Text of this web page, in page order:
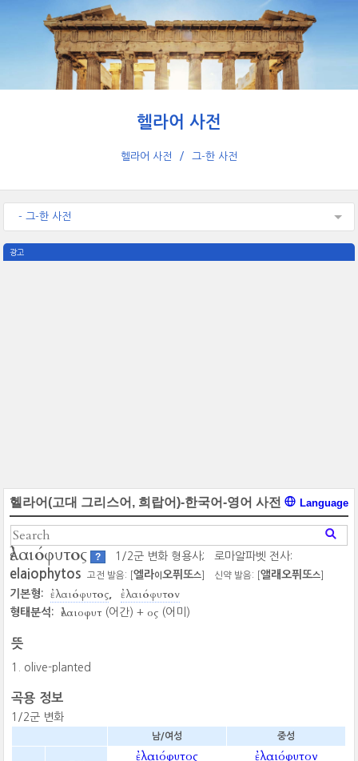
헬라어 사전
헬라어 사전 그-한 사전
- 그-한 사전
광고
헬라어(고대 그리스어, 희랍어)-한국어-영어 사전 Language
ἐλαιόφυτος ? 1/2군 변화 형용사; 로마알파벳 전사:
elaiophytos 고전 발음: [엘라이오퓌또스 신약 발음: [앨래오퓌또스
기본형: ἐλαιόφυτος ἐλαιόφυτον
형태분석: ἐλαιοφυτ (어간) + ος (어미)
뜻
olive-planted
곡용 정보
1/2군 변화
남/여성 중성
ἐλαιόφυτος ἐλαιόφυτον